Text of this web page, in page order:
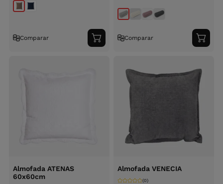
Comparar
Adicionar
ao
Comparar
ao
Almofada ATENAS
60x60cm
Almofada VENECIA
(0)